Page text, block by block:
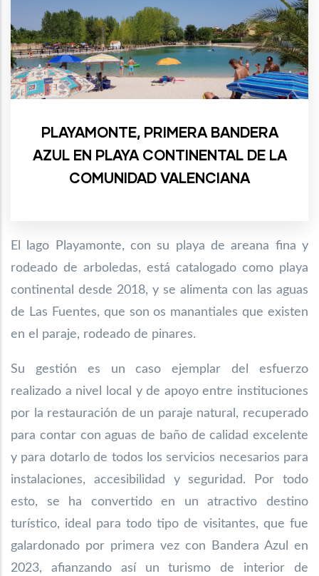
PLAYAMONTE, PRIMERA BANDERA
AZUL EN PLAYA CONTINENTAL DE LA
COMUNIDAD VALENCIANA
El lago Playamonte, con su playa de areana fina y
rodeado de arboledas, está catalogado como playa
continental desde 2018, y se alimenta con las aguas
de Las Fuentes, que sonos manantiales que existen
en el paraje, rodeado de pinares.
Su gestión es un caso ejemplar del esfuerzo
realizado a nivel local y de apoyo entre instituciones
por la restauración de un paraje natural, recuperado
para contar con aguas de baño de calidad excelente
y para dotarlo de todos los servicios necesarios para
instalaciones, accesibilidad y seguridad. Por todo
esto, se ha convertido en un atractivo destino
turístico, ideal para todo tipo de visitantes, que fue
galardonado por primera vez con Bandera Azul en
2023, afianzando así un turismo de interior de